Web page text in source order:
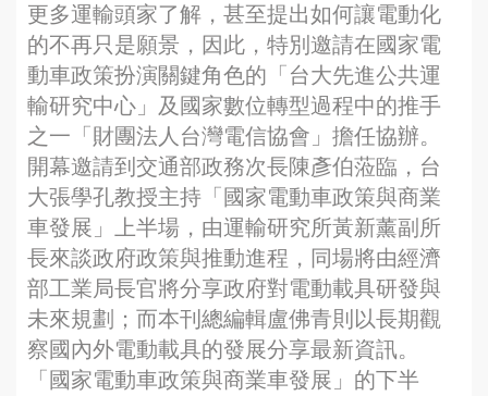
更多運輸頭家了解，甚至提出如何讓電動化
的不再只是願景，因此，特別邀請在國家電
動車政策扮演關鍵角色的「台大先進公共運
輸研究中心」及國家數位轉型過程中的推手
之一「財團法人台灣電信協會」擔任協辦。
開幕邀請到交通部政務次長陳彥伯蒞臨，台
大張學孔教授主持「國家電動車政策與商業
車發展」上半場，由運輸研究所黃新薰副所
長來談政府政策與推動進程，同場將由經濟
部工業局長官將分享政府對電動載具研發與
未來規劃；而本刊總編輯盧佛青則以長期觀
察國內外電動載具的發展分享最新資訊。
「國家電動車政策與商業車發展」的下半